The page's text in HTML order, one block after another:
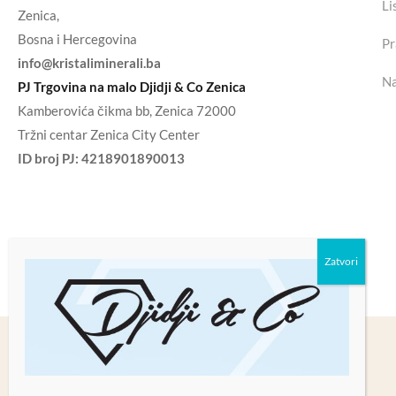
Zenica,
Bosna i Hercegovina
info@kristaliminerali.ba
PJ Trgovina na malo Djidji & Co Zenica
Kamberovića čikma bb, Zenica 72000
Tržni centar Zenica City Center
ID broj PJ: 4218901890013